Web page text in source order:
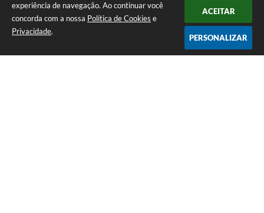
experiência de navegação. Ao continuar você
concorda com a nossa Política de Cookies e
Privacidade.
ACEITAR
PERSONALIZAR